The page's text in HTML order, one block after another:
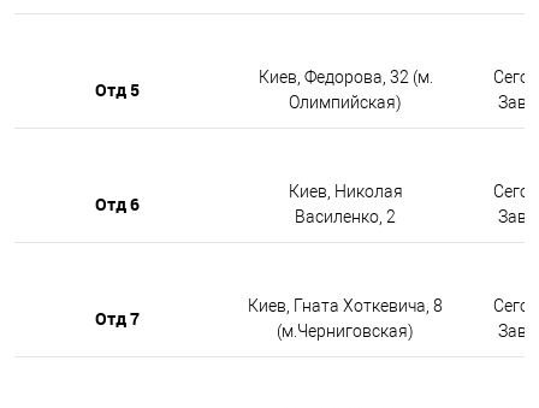
Отд 5
Киев, Федорова, 32 (м.
Олимпийская)
Отд 6
Киев, Николая
Василенко, 2
Отд 7
Киев, Гната Хоткевича, 8
(м.Черниговская)